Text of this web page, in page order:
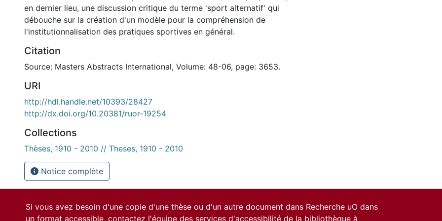
en dernier lieu, une discussion critique du terme 'sport alternatif' qui
débouche sur la création d'un modèle pour la compréhension de
l'institutionnalisation des pratiques sportives en général.
Citation
Source: Masters Abstracts International, Volume: 48-06, page: 3653.
URI
http://hdl.handle.net/10393/28427
http://dx.doi.org/10.20381/ruor-19254
Collections
Thèses, 1910 - 2010 // Theses, 1910 - 2010
Notice complète
Si vous avez besoin d'une copie d'une thèse ou d'un autre document dans Recherche uO dans
un format accessible, contactez l'équipe des services d'accessibilité de la bibliothèque à